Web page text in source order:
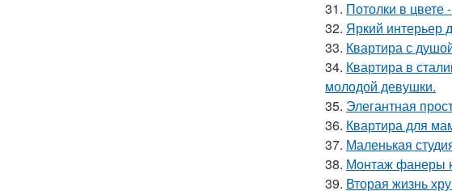
31. Потолки в
32. Яркий интерьер
33. Квартира с
34. Квартира в
молодой девушки.
35. Элегантная
36. Квартира для
37. Маленькая
38. Монтаж фанеры
39. Вторая жизнь